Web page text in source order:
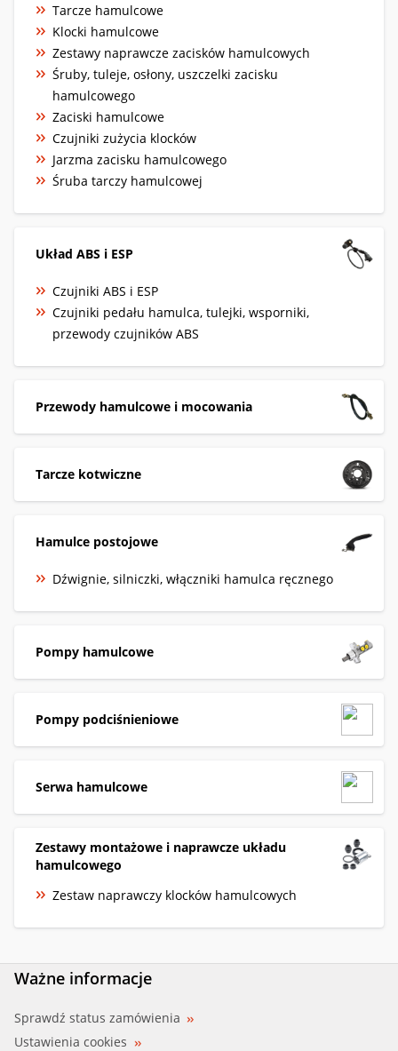
Tarcze hamulcowe
Klocki hamulcowe
Zestawy naprawcze zacisków hamulcowych
Śruby, tuleje, osłony, uszczelki zacisku
hamulcowego
Zaciski hamulcowe
Czujniki zużycia klocków
Jarzma zacisku hamulcowego
Śruba tarczy hamulcowej
Układ ABS i ESP
Czujniki ABS i ESP
Czujniki pedału hamulca, tulejki, wsporniki,
przewody czujników ABS
Przewody hamulcowe i mocowania
Tarcze kotwiczne
Hamulce postojowe
Dźwignie, silniczki, włączniki hamulca ręcznego
Pompy hamulcowe
Pompy podciśnieniowe
Serwa hamulcowe
Zestawy montażowe i naprawcze układu
hamulcowego
Zestaw naprawczy klocków hamulcowych
Ważne informacje
Sprawdź status zamówienia
Ustawienia cookies